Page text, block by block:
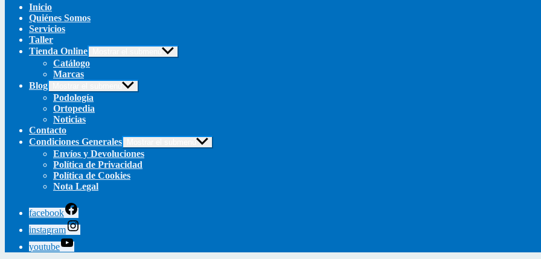
Inicio
Quiénes Somos
Servicios
Taller
Tienda Online
Catálogo
Marcas
Blog
Podología
Ortopedia
Noticias
Contacto
Condiciones Generales
Envíos y Devoluciones
Política de Privacidad
Política de Cookies
Nota Legal
facebook
instagram
youtube